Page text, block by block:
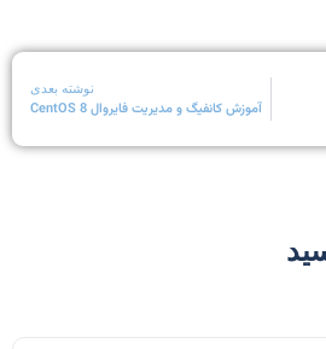
نوشته بعدی
آموزش کانفیگ و مدیریت فایروال CentOS 8